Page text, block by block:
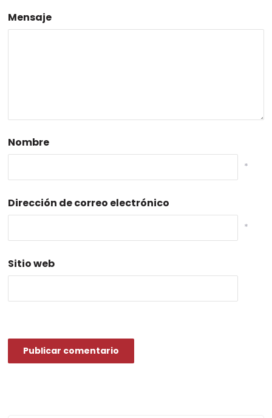
Mensaje
Nombre
*
Dirección de correo electrónico
*
Sitio web